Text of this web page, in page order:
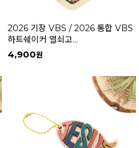
2026 기장 VBS / 2026 통합 VBS
하트쉐이커 열쇠고...
4,900